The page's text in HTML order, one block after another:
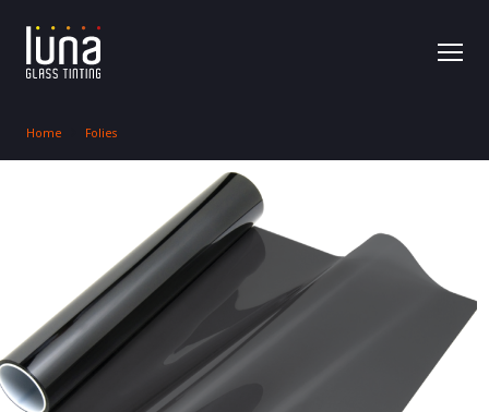
Home Folies